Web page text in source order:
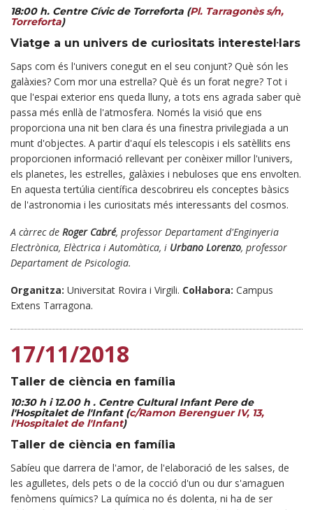
18:00 h. Centre Cívic de Torreforta (Pl. Tarragonès s/n,
Torreforta)
Viatge a un univers de curiositats interestel·lars
Saps com és l'univers conegut en el seu conjunt? Què són les
galàxies? Com mor una estrella? Què és un forat negre? Tot i
que l'espai exterior ens queda lluny, a tots ens agrada saber què
passa més enllà de l'atmosfera. Només la visió que ens
proporciona una nit ben clara és una finestra privilegiada a un
munt d'objectes. A partir d'aquí els telescopis i els satèl·lits ens
proporcionen informació rellevant per conèixer millor l'univers,
els planetes, les estrelles, galàxies i nebuloses que ens envolten.
En aquesta tertúlia científica descobrireu els conceptes bàsics
de l'astronomia i les curiositats més interessants del cosmos.
A càrrec de Roger Cabré, professor Departament d'Enginyeria
Electrònica, Elèctrica i Automàtica, i Urbano Lorenzo, professor
Departament de Psicologia.
Organitza: Universitat Rovira i Virgili. Col·labora: Campus
Extens Tarragona.
17/11/2018
Taller de ciència en família
10:30 h i 12.00 h . Centre Cultural Infant Pere de
l'Hospitalet de l'Infant (c/Ramon Berenguer IV, 13,
l'Hospitalet de l'Infant)
Taller de ciència en família
Sabíeu que darrera de l'amor, de l'elaboració de les salses, de
les agulletes, dels pets o de la cocció d'un ou dur s'amaguen
fenòmens químics? La química no és dolenta, ni ha de ser